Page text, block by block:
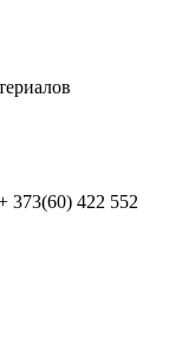
373(60) 422 552